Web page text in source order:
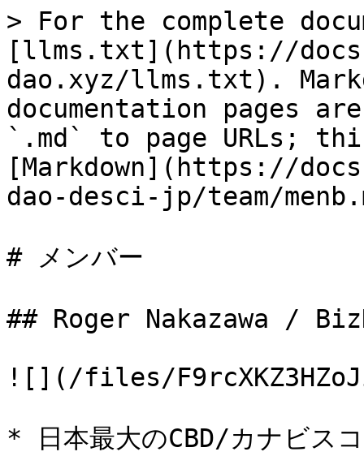
> For the complete
[llms.txt](https://
dao.xyz/llms.txt).
documentation pages
`.md` to page URLs;
[Markdown](https://
dao-desci-jp/team/
# メンバー
## Roger Nakazawa /
![](/files/
* 日本最大のCBD/カナビス